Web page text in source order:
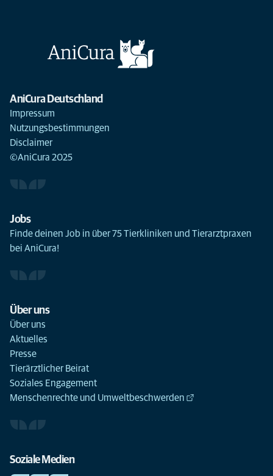
AniCura Deutschland
Impressum
Nutzungsbestimmungen
Disclaimer
©AniCura 2025
Jobs
Finde deinen Job in über 75 Tierkliniken und Tierarztpraxen
bei AniCura!
Über uns
Über uns
Aktuelles
Presse
Tierärztlicher Beirat
Soziales Engagement
Menschenrechte und Umweltbeschwerden
Soziale Medien